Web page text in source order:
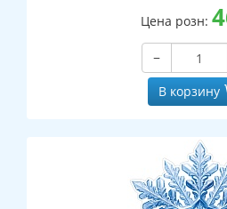
Цена розн:
−
В корзину